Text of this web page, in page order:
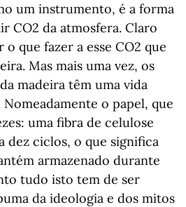
um instrumento, é a forma
CO2 da atmosfera. Claro
que fazer a esse CO2 que
Mas mais uma vez, os
madeira têm uma vida
o papel, que
uma fibra de celulose
dez ciclos, o que significa
armazenado durante
tudo isto tem de ser
da ideologia e dos mitos